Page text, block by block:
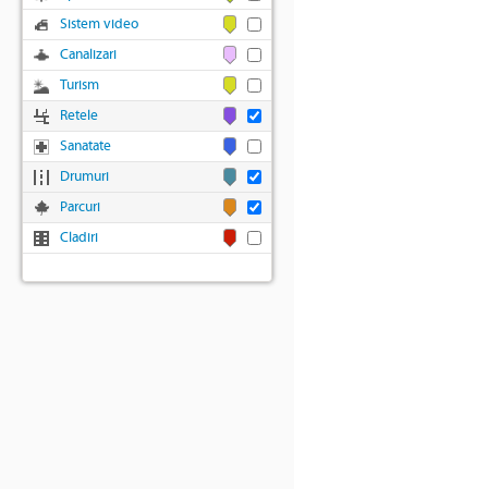
Sistem video
Canalizari
Turism
Retele
Sanatate
Drumuri
Parcuri
Cladiri